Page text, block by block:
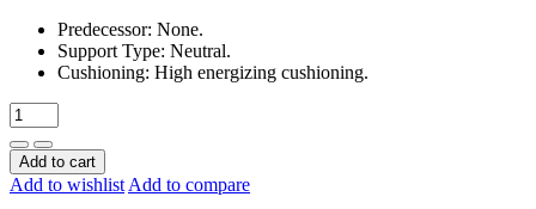
Predecessor: None.
Support Type: Neutral.
Cushioning: High energizing cushioning.
Add to cart
Add to wishlist Add to compare